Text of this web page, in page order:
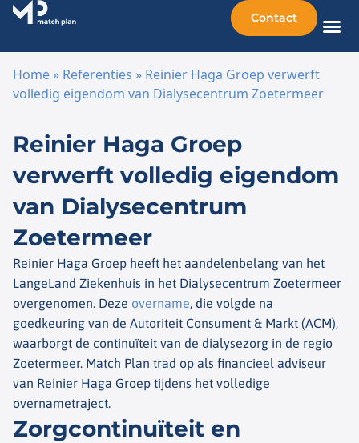
Contact
Home » Referenties » Reinier Haga Groep verwerft
volledig eigendom van Dialysecentrum Zoetermeer
Reinier Haga Groep
verwerft volledig eigendom
van Dialysecentrum
Zoetermeer
Reinier Haga Groep heeft het aandelenbelang van het
LangeLand Ziekenhuis in het Dialysecentrum Zoetermeer
overgenomen. Deze overname, die volgde na
goedkeuring van de Autoriteit Consument & Markt (ACM),
waarborgt de continuïteit van de dialysezorg in de regio
Zoetermeer. Match Plan trad op als financieel adviseur
van Reinier Haga Groep tijdens het volledige
overnametraject.
Zorgcontinuïteit en